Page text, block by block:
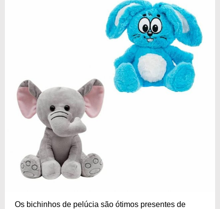
Os bichinhos de pelúcia são ótimos presentes de